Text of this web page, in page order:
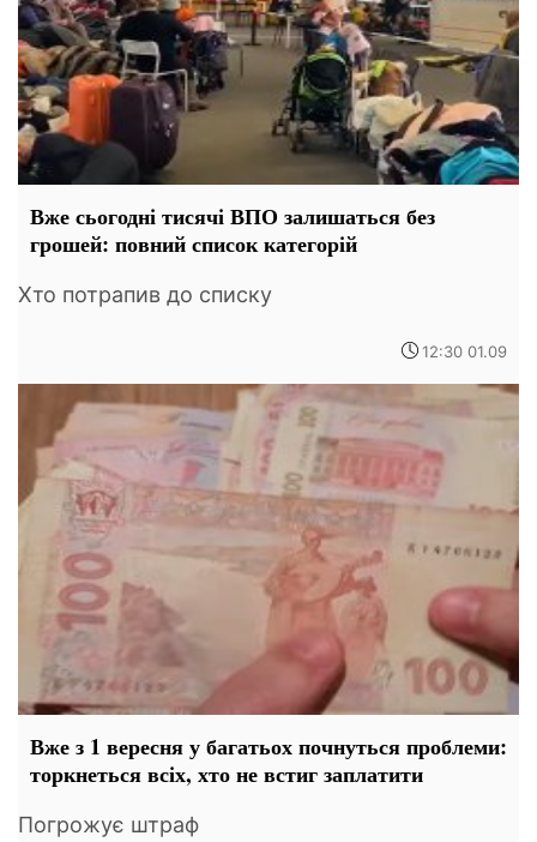
Вже сьогодні тисячі ВПО залишаться без
грошей: повний список категорій
Хто потрапив до списку
12:30 01.09
Вже з 1 вересня у багатьох почнуться проблеми:
торкнеться всіх, хто не встиг заплатити
Погрожує штраф